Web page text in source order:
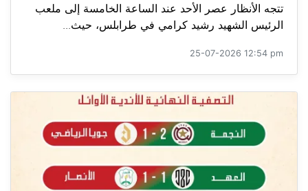
تتجه الأنظار عصر الأحد عند الساعة الخامسة إلى ملعب
الرئيس الشهيد رشيد كرامي في طرابلس، حيث...
25-07-2026 12:54 pm